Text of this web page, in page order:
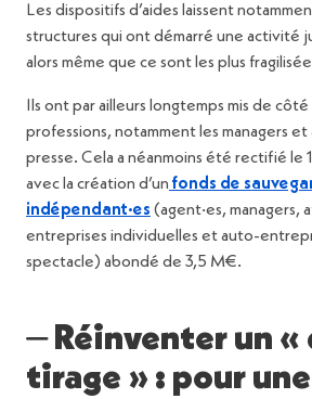
Les dispositifs d’aides laissent
structures qui ont démarré une activité
alors même que ce sont les plus
Ils ont par ailleurs longtemps mis de
professions, notamment les managers et
presse. Cela a néanmoins été rectifié le
avec la création d’un fonds de
indépendant·es (agent·es, managers,
entreprises individuelles et auto-
spectacle) abondé de 3,5 M€.
⏤ Réinventer un
tirage » : pour une